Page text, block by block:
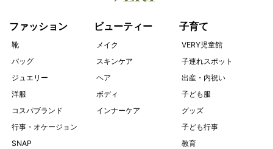
ファッション
靴
バッグ
ジュエリー
洋服
コスパブランド
行事・オケージョン
SNAP
ビューティー
メイク
スキンケア
ヘア
ボディ
インナーケア
子育て
VERY児童館
子連れスポット
出産・内祝い
子ども服
グッズ
子ども行事
教育